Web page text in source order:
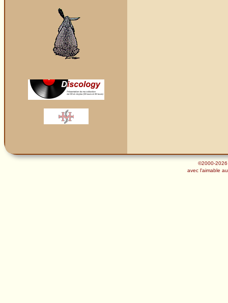
©2000-
avec l'aimable